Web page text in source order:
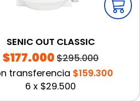
SENIC OUT CLASSIC
$177.000 $295.000
transferencia $159.300
6 x $29.500